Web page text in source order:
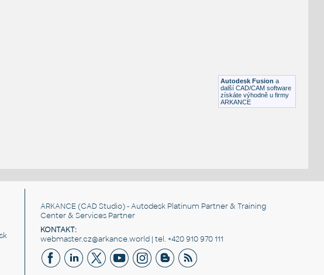
Autodesk Fusion a
další CAD/CAM software
získáte výhodně u firmy
ARKANCE
ARKANCE (CAD Studio) - Autodesk Platinum Partner & Training
Center & Services Partner
KONTAKT:
webmaster.cz@arkance.world | tel. +420 910 970 111